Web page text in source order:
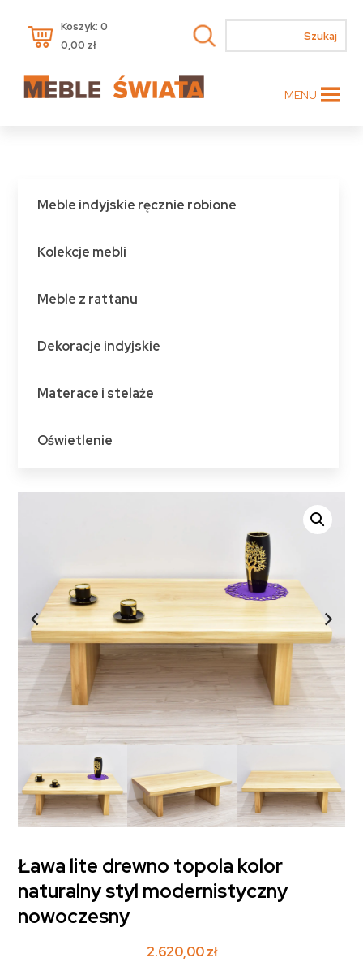
Koszyk: 0
0,00 zł
MENU
Meble indyjskie ręcznie robione
Kolekcje mebli
Meble z rattanu
Dekoracje indyjskie
Materace i stelaże
Oświetlenie
Ława lite drewno topola kolor
naturalny styl modernistyczny
nowoczesny
2.620,00zł